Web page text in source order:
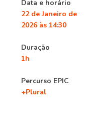
Data e horário
22 de Janeiro de
2026 às 14:30
Duração
1h
Percurso EPIC
+Plural